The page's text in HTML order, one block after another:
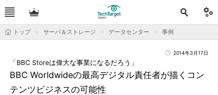
トップ サーバ＆ストレージ データセンター 事例
2014年3月17日
BBC Worldwideの最高デジタル責任者が描くコン
テンツビジネスの可能性
「BBC Storeは偉大な事業になるだろう」